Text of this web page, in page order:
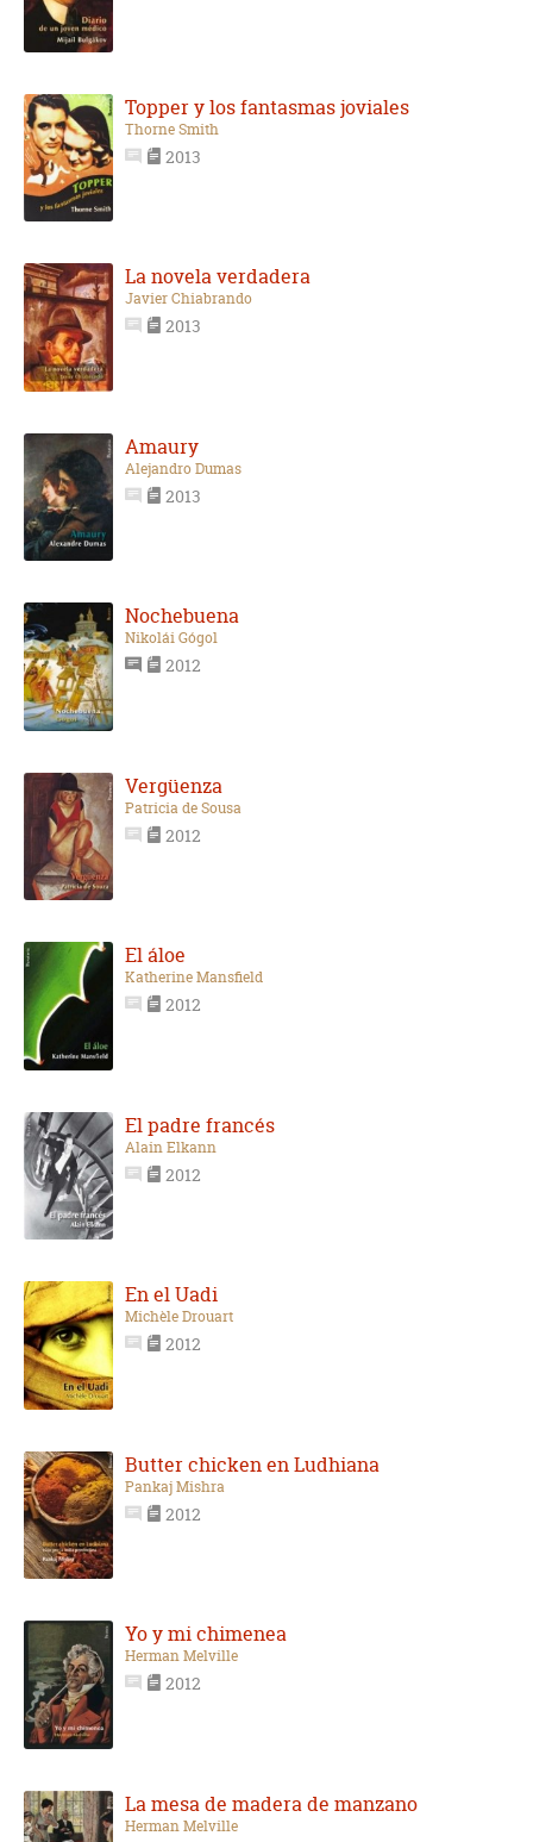
Topper y los fantasmas joviales
Thorne Smith
2013
La novela verdadera
Javier Chiabrando
2013
Amaury
Alejandro Dumas
2013
Nochebuena
Nikolái Gógol
2012
Vergüenza
Patricia de Sousa
2012
El áloe
Katherine Mansfield
2012
El padre francés
Alain Elkann
2012
En el Uadi
Michèle Drouart
2012
Butter chicken en Ludhiana
Pankaj Mishra
2012
Yo y mi chimenea
Herman Melville
2012
La mesa de madera de manzano
Herman Melville